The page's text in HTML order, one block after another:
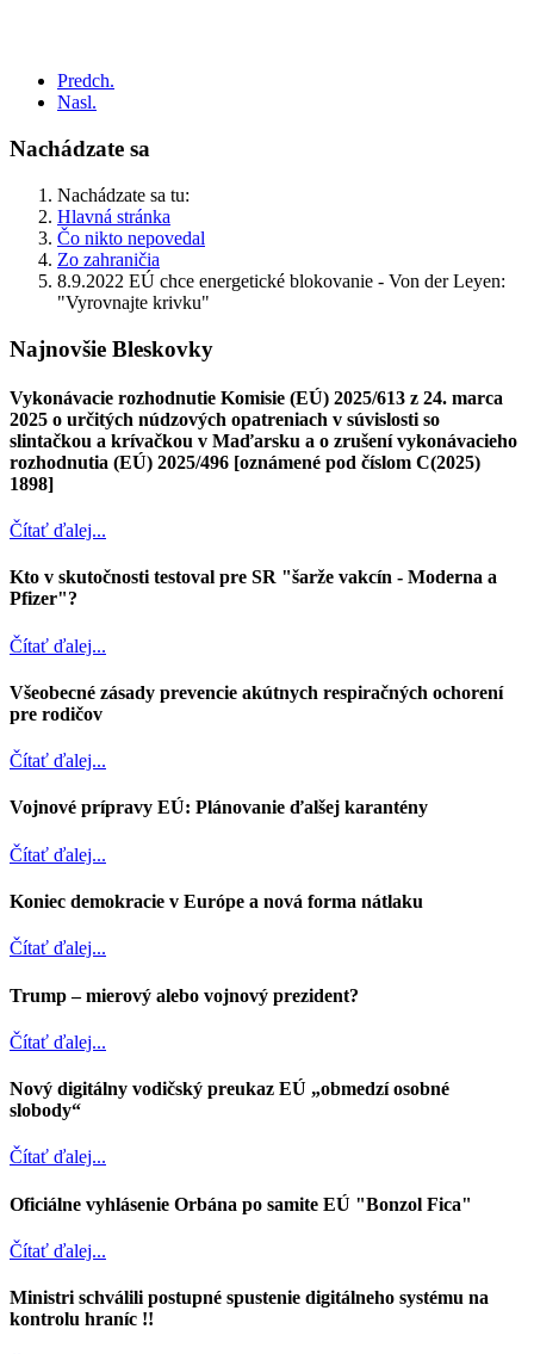
Predch.
Nasl.
Nachádzate sa
Nachádzate sa tu:
Hlavná stránka
Čo nikto nepovedal
Zo zahraničia
8.9.2022 EÚ chce energetické blokovanie - Von der Leyen:
"Vyrovnajte krivku"
Najnovšie Bleskovky
Vykonávacie rozhodnutie Komisie (EÚ) 2025/613 z 24. marca
2025 o určitých núdzových opatreniach v súvislosti so
slintačkou a krívačkou v Maďarsku a o zrušení vykonávacieho
rozhodnutia (EÚ) 2025/496 [oznámené pod číslom C(2025)
1898]
Čítať ďalej...
Kto v skutočnosti testoval pre SR "šarže vakcín - Moderna a
Pfizer"?
Čítať ďalej...
Všeobecné zásady prevencie akútnych respiračných ochorení
pre rodičov
Čítať ďalej...
Vojnové prípravy EÚ: Plánovanie ďalšej karantény
Čítať ďalej...
Koniec demokracie v Európe a nová forma nátlaku
Čítať ďalej...
Trump – mierový alebo vojnový prezident?
Čítať ďalej...
Nový digitálny vodičský preukaz EÚ „obmedzí osobné
slobody“
Čítať ďalej...
Oficiálne vyhlásenie Orbána po samite EÚ "Bonzol Fica"
Čítať ďalej...
Ministri schválili postupné spustenie digitálneho systému na
kontrolu hraníc !!